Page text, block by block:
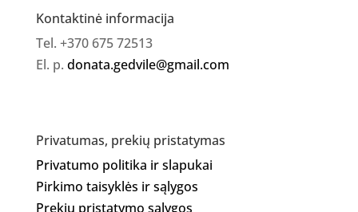
Kontaktinė informacija
Tel. +370 675 72513
El. p. donata.gedvile@gmail.com
Privatumas, prekių pristatymas
Privatumo politika ir slapukai
Pirkimo taisyklės ir sąlygos
Prekių pristatymo sąlygos